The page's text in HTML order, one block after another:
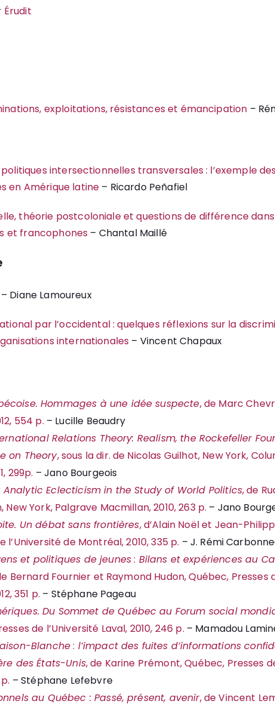
Érudit
exploitations, résistances et émancipation –
intersectionnelles transversales : l’exemple
en Amérique latine – Ricardo Peñafiel
théorie postcoloniale et questions de différence
et francophones – Chantal Maillé
– Diane Lamoureux
par l’occidental : quelques réflexions sur la
internationales – Vincent Chapaux
Hommages à une idée suspecte, de Marc
554 p. – Lucille Beaudry
Relations Theory: Realism, the Rockefeller
on Theory, sous la dir. de Nicolas Guilhot, New York,
299p. – Jano Bourgeois
Eclecticism in the Study of World Politics, de
York, Palgrave Macmillan, 2010, 263 p. – Jano
Un débat sans frontières, d’Alain Noël et Jean-
l’Université de Montréal, 2010, 335 p. – J. Rémi
et politiques de jeunes: Bilans et expériences au
Bernard Fournier et Raymond Hudon, Québec, Presses
351 p. – Stéphane Pageau
Du Sommet de Québec au Forum social
de l’Université Laval, 2010, 246 p. – Mamadou
Blanche: l’impact des fuites d’informations
des États-Unis, de Karine Prémont, Québec, Presses
– Stéphane Lefebvre
au Québec : Passé, présent, avenir, de Vincent